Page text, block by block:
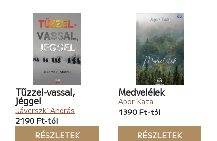
Tűzzel-vassal,
jéggel
Jávorszki András
2190 Ft-tól
RÉSZLETEK
Medvelélek
Apor Kata
1390 Ft-tól
RÉSZLETEK